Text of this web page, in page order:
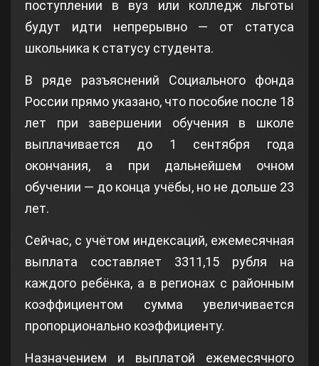
поступлении в вуз или колледж льготы
будут идти непрерывно — от статуса
школьника к статусу студента.
В ряде разъяснений Социального фонда
России прямо указано, что пособие после 18
лет при завершении обучения в школе
выплачивается до 1 сентября года
окончания, а при дальнейшем очном
обучении — до конца учёбы, но не дольше 23
лет.
Сейчас, с учётом индексаций, ежемесячная
выплата составляет 3311,15 рубля на
каждого ребёнка, а в регионах с районным
коэффициентом сумма увеличивается
пропорционально коэффициенту.
Назначением и выплатой ежемесячного